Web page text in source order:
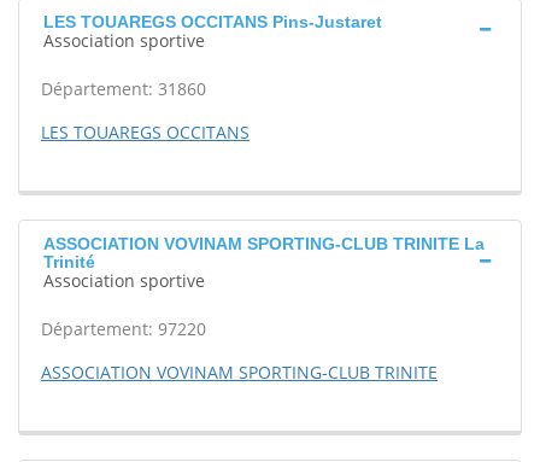
LES TOUAREGS OCCITANS Pins-Justaret
Association sportive
Département: 31860
LES TOUAREGS OCCITANS
ASSOCIATION VOVINAM SPORTING-CLUB TRINITE La
Trinité
Association sportive
Département: 97220
ASSOCIATION VOVINAM SPORTING-CLUB TRINITE